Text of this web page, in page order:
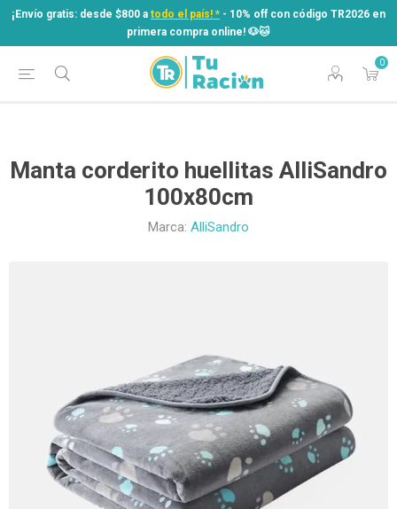
¡Envío gratis: desde $800 a todo el país! * - 10% off con código TR2026 en
primera compra online! ​🐶​🐱
0
¡Envío gratis: desde $800 atodo el país! *
- 10% off con código TR2026 en
primera compra online! ​🐶​🐱
Manta corderito huellitas AlliSandro
100x80cm
Marca: AlliSandro